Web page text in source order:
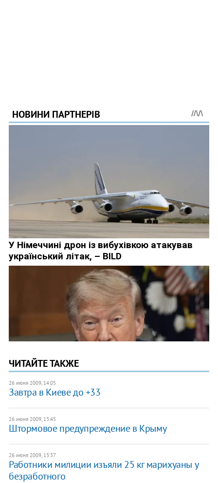
ЧИТАЙТЕ ТАКЖЕ
26 июня 2009, 14:05
Завтра в Киеве до +33
26 июня 2009, 13:45
Штормовое предупреждение в Крыму
26 июня 2009, 13:37
Работники милиции изъяли 25 кг марихуаны у
безработного